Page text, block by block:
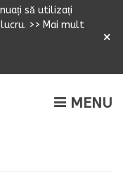
să utilizați
>> Mai mult
×
MENU